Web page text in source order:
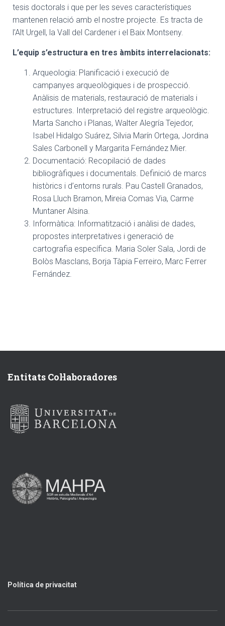
tesis doctorals i que per les seves característiques
mantenen relació amb el nostre projecte. Es tracta de
l’Alt Urgell, la Vall del Cardener i el Baix Montseny.
L’equip s’estructura en tres àmbits interrelacionats:
Arqueologia: Planificació i execució de
campanyes arqueològiques i de prospecció.
Anàlisis de materials, restauració de materials i
estructures. Interpretació del registre arqueològic.
Marta Sancho i Planas, Walter Alegría Tejedor,
Isabel Hidalgo Suárez, Silvia Marín Ortega, Jordina
Sales Carbonell y Margarita Fernández Mier.
Documentació: Recopilació de dades
bibliogràfiques i documentals. Definició de marcs
històrics i d’entorns rurals. Pau Castell Granados,
Rosa Lluch Bramon, Mireia Comas Via, Carme
Muntaner Alsina.
Informàtica: Informatització i anàlisi de dades,
propostes interpretatives i generació de
cartografia específica. Maria Soler Sala, Jordi de
Bolòs Masclans, Borja Tàpia Ferreiro, Marc Ferrer
Fernández.
Entitats Col·laboradores
Política de privacitat